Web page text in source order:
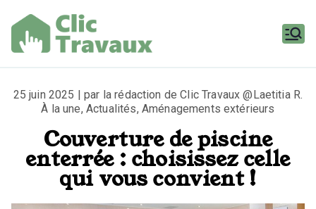
contenu
Travaux
25 juin 2025 | par la rédaction de Clic Travaux @Laetitia R.
À la une, Actualités, Aménagements extérieurs
Couverture de piscine
enterrée : choisissez celle
qui vous convient !